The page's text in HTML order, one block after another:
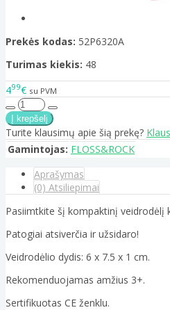
Prekės kodas: 52P6320A
Turimas kiekis: 48
499€ su PVM
Turite klausimų apie šią prekę?
Gamintojas: FLOSS&ROCK
Aprašymas
(0) Atsiliepimai
Pasiimtkite šį kompaktinį veidrodėlį
Patogiai atsiverčia ir užsidaro!
Veidrodėlio dydis: 6 x 7.5 x 1 cm.
Rekomenduojamas amžius 3+.
Sertifikuotas CE ženklu.